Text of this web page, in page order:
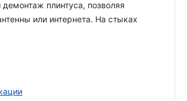
плинтуса, позволяя
или интернета. На стыках